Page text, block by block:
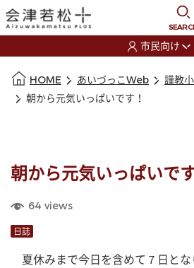
市民向け
HOME あいづっこWeb
謹教
朝から元気いっぱいです！
朝から元気いっぱいで
64 views
日誌
夏休みまで今日を含めて７日と